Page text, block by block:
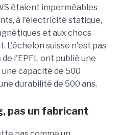
étaient imperméables
à l'électricité statique,
et aux chocs
L'échelon suisse n'est pas
l'EPFL ont publié une
capacité de 500
durabilité de 500 ans.
, pas un fabricant